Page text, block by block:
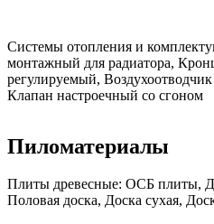
Cистемы отопления и
монтажный для радиатора,
регулируемый,
Клапан настроечный со сгоном
Пиломатериалы
Плиты древесные: ОСБ плиты,
Половая доска, Доска сухая,